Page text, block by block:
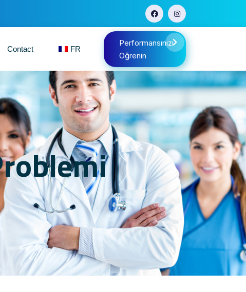
Contact FR
Performansınızı
Öğrenin